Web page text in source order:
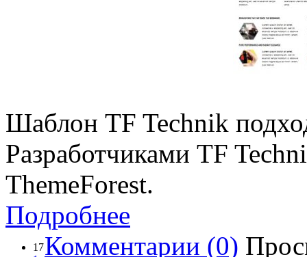
Шаблон TF Technik
Разработчиками TF
ThemeForest.
Подробнее
17Комментарии (0)